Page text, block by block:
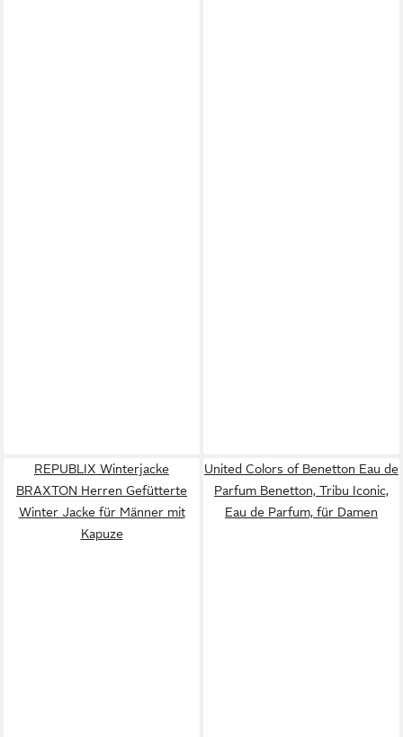
REPUBLIX Winterjacke
BRAXTON Herren Gefütterte
Winter Jacke für Männer mit
Kapuze
United Colors of Benetton Eau de
Parfum Benetton, Tribu Iconic,
Eau de Parfum, für Damen